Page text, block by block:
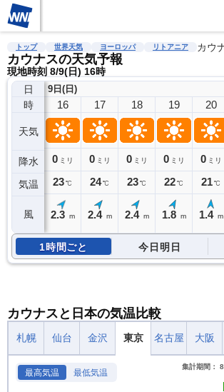
雨雲レーダー 台風情報 地震情報 警報・注
トップ 世界天気 ヨーロッパ リトアニア カウ
カウナスの天気予報
現地時刻 8/9(日) 16時
日
時
天気
降水
気温
風
9日(日)
16
0 ミリ
23℃
2.3 m
17
0 ミリ
24℃
2.4 m
18
0 ミリ
23℃
2.4 m
19
0 ミリ
22℃
1.8 m
20
0 ミリ
21℃
1.4 m
1時間ごと 今日明日
カウナスと日本の気温比較
札幌 仙台 金沢 東京 名古屋 大阪
最高気温 最低気温
集計期間：